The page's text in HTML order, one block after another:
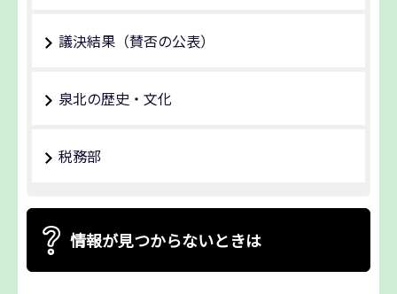
議決結果（賛否の公表）
泉北の歴史・文化
税務部
情報が見つからないときは